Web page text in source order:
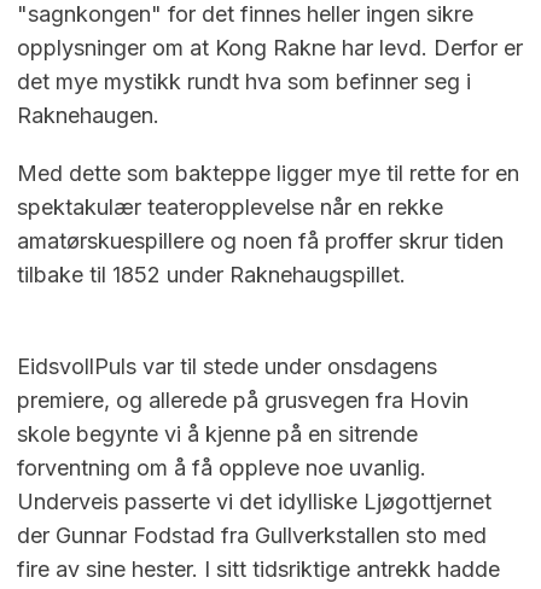
"sagnkongen" for det finnes heller ingen sikre
opplysninger om at Kong Rakne har levd. Derfor er
det mye mystikk rundt hva som befinner seg i
Raknehaugen.
Med dette som bakteppe ligger mye til rette for en
spektakulær teateropplevelse når en rekke
amatørskuespillere og noen få proffer skrur tiden
tilbake til 1852 under Raknehaugspillet.
EidsvollPuls var til stede under onsdagens
premiere, og allerede på grusvegen fra Hovin
skole begynte vi å kjenne på en sitrende
forventning om å få oppleve noe uvanlig.
Underveis passerte vi det idylliske Ljøgottjernet
der Gunnar Fodstad fra Gullverkstallen sto med
fire av sine hester. I sitt tidsriktige antrekk hadde